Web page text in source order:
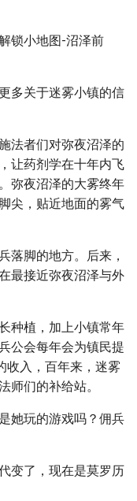
锁小地图-沼泽前
多关于迷雾小镇的信
法者们对弥夜沼泽的
让药剂学在十年内飞
弥夜沼泽的大雾终年
尖，贴近地面的雾气
落脚的地方。后来，
最接近弥夜沼泽与外
种植，加上小镇常年
公会每年会为镇民提
收入，百年来，迷雾
师们的补给站。
她玩的游戏吗？佣兵
变了，现在是莫罗历